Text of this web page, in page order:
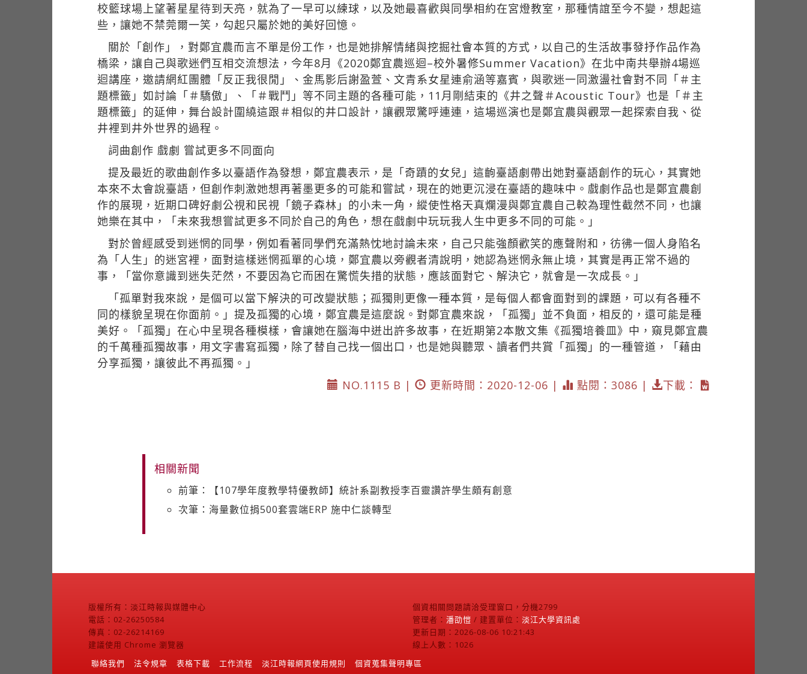
校籃球場上望著星星待到天亮，就為了一早可以練球，以及她最喜歡與同學相約在宮燈教室，那種情誼至今不變，想起這
些，讓她不禁莞爾一笑，勾起只屬於她的美好回憶。
關於「創作」，對鄭宜農而言不單是份工作，也是她排解情緒與挖掘社會本質的方式，以自己的生活故事發抒作品作為
橋梁，讓自己與歌迷們互相交流想法，今年8月《2020鄭宜農巡迴–校外暑修Summer Vacation》在北中南共舉辦4場巡
迴講座，邀請網紅團體「反正我很閒」、金馬影后謝盈萱、文青系女星連俞涵等嘉賓，與歌迷一同激盪社會對不同「＃主
題標籤」如討論「＃驕傲」、「＃戰鬥」等不同主題的各種可能，11月剛結束的《井之聲＃Acoustic Tour》也是「＃主
題標籤」的延伸，舞台設計圍繞這跟＃相似的井口設計，讓觀眾驚呼連連，這場巡演也是鄭宜農與觀眾一起探索自我、從
井裡到井外世界的過程。
詞曲創作 戲劇 嘗試更多不同面向
提及最近的歌曲創作多以臺語作為發想，鄭宜農表示，是「奇蹟的女兒」這齣臺語劇帶出她對臺語創作的玩心，其實她
本來不太會說臺語，但創作刺激她想再著墨更多的可能和嘗試，現在的她更沉浸在臺語的趣味中。戲劇作品也是鄭宜農創
作的展現，近期口碑好劇公視和民視「鏡子森林」的小未一角，縱使性格天真爛漫與鄭宜農自己較為理性截然不同，也讓
她樂在其中，「未來我想嘗試更多不同於自己的角色，想在戲劇中玩玩我人生中更多不同的可能。」
對於曾經感受到迷惘的同學，例如看著同學們充滿熱忱地討論未來，自己只能強顏歡笑的應聲附和，彷彿一個人身陷名
為「人生」的迷宮裡，面對這樣迷惘孤單的心境，鄭宜農以旁觀者清說明，她認為迷惘永無止境，其實是再正常不過的
事，「當你意識到迷失茫然，不要因為它而困在驚慌失措的狀態，應該面對它、解決它，就會是一次成長。」
「孤單對我來說，是個可以當下解決的可改變狀態；孤獨則更像一種本質，是每個人都會面對到的課題，可以有各種不
同的樣貌呈現在你面前。」提及孤獨的心境，鄭宜農是這麼說。對鄭宜農來說，「孤獨」並不負面，相反的，還可能是種
美好。「孤獨」在心中呈現各種模樣，會讓她在腦海中迸出許多故事，在近期第2本散文集《孤獨培養皿》中，窺見鄭宜農
的千萬種孤獨故事，用文字書寫孤獨，除了替自己找一個出口，也是她與聽眾、讀者們共賞「孤獨」的一種管道，「藉由
分享孤獨，讓彼此不再孤獨。」
NO.1115 B |
更新時間：2020-12-06 | 點閱：3086 | 下載：
相關新聞
前筆：【107學年度教學特優教師】統計系副教授李百靈讚許學生頗有創意
次筆：海量數位捐500套雲端ERP 施中仁談轉型
版權所有：淡江時報與媒體中心
電話：02-26250584
傳真：02-26214169
建議使用 Chrome 瀏覽器
個資相關問題請洽受理窗口，分機2799
管理者： 潘劭愷 / 建置單位： 淡江大學資訊處
更新日期：2026-08-06 10:21:43
線上人數：1026
聯絡我們
法令規章 表格下載 工作流程 淡江時報網頁使用規則 個資蒐集聲明專區